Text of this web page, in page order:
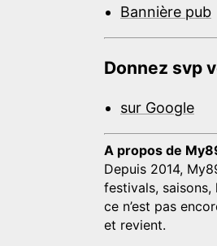
Bannière pub
Donnez svp
sur Google
A propos de
Depuis 2014,
festivals,
ce n’est pas
et revient.